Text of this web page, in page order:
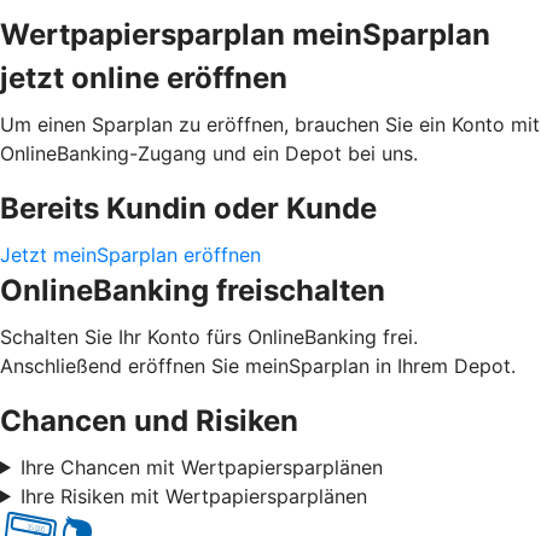
Wertpapiersparplan meinSparplan
jetzt online eröffnen
Um einen Sparplan zu eröffnen, brauchen Sie ein Konto mit
OnlineBanking-Zugang und ein Depot bei uns.
Bereits Kundin oder Kunde
Jetzt meinSparplan eröffnen
OnlineBanking freischalten
Schalten Sie Ihr Konto fürs OnlineBanking frei.
Anschließend eröffnen Sie meinSparplan in Ihrem Depot.
Chancen und Risiken
Ihre Chancen mit Wertpapiersparplänen
Ihre Risiken mit Wertpapiersparplänen